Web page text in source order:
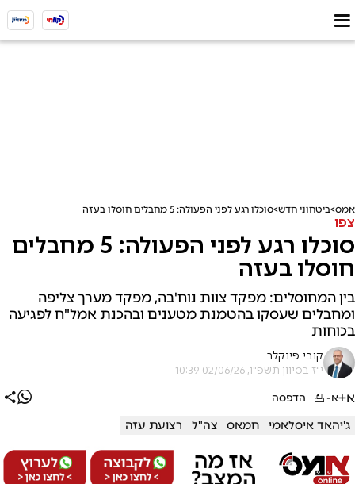
אמס ביטחוני חדש סוכלו רגע לפני הפעולה: 5 מחבלים חוסלו בעזה
צפו
סוכלו רגע לפני הפעולה: 5 מחבלים
חוסלו בעזה
בין המחוסלים: מפקד צוות נוח'בה, מפקד מערך צליפה
ומחבלים שעסקו בהטמנת מטענים ובהכנת אמל"ח לפגיעה
בכוחות
קובי פינקלר
י"ז בסיוון תשפ"ו, 02/06/26 10:39
א+א- הדפסה
ג'יהאד איסלאמי חמאס צה"ל רצועת עזה